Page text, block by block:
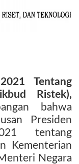
Tentang
Ristek),
bahwa
Presiden
tentang
Kementerian
Negara